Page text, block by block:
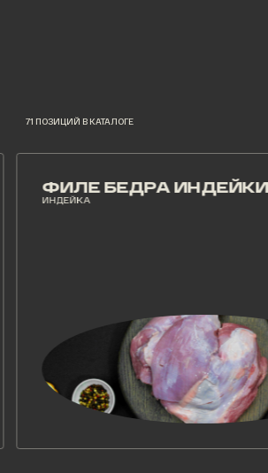
71 ПОЗИЦИЙ В КАТАЛОГЕ
БЕДРА ИНДЕЙКИ